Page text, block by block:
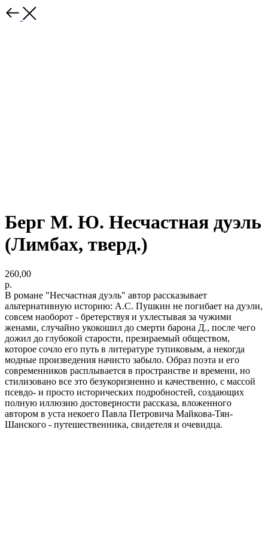
Берг М. Ю. Несчастная дуэль
(Лимбах, тверд.)
260,00
р.
В романе "Несчастная дуэль" автор рассказывает
альтернативную историю: А.С. Пушкин не погибает на дуэли,
совсем наоборот - бретерствуя и ухлестывая за чужими
женами, случайно укокошил до смерти барона Д., после чего
дожил до глубокой старости, презираемый обществом,
которое сочло его путь в литературе тупиковым, а некогда
модные произведения начисто забыло. Образ поэта и его
современников расплывается в пространстве и времени, но
стилизовано все это безукоризненно и качественно, с массой
псевдо- и просто исторических подробностей, создающих
полную иллюзию достоверности рассказа, вложенного
автором в уста некоего Павла Петровича Майкова-Тян-
Шанского - путешественника, свидетеля и очевидца.